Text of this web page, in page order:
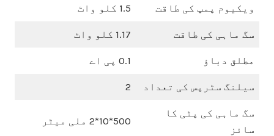
ویکیوم پمپ کی طاقت 1.5 کلو واٹ
سگ ماہی کی طاقت 1.17 کلو واٹ
مطلق دباؤ 0.1 پی اے
سیلنگ سٹرپس کی تعداد 2
سگ ماہی کی پٹی کا
سائز
500*10*2 ملی میٹر